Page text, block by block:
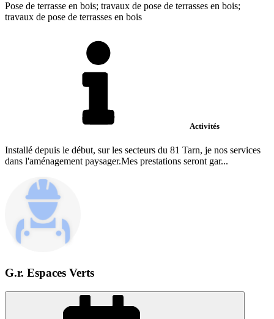
Pose de terrasse en bois; travaux de pose de terrasses en bois;
travaux de pose de terrasses en bois
Activités
Installé depuis le début, sur les secteurs du 81 Tarn, je nos services
dans l'aménagement paysager.Mes prestations seront gar...
G.r. Espaces Verts